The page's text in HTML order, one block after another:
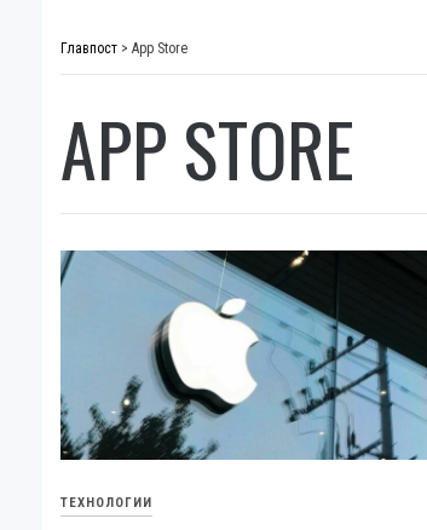
Главпост > App Store
APP STORE
ТЕХНОЛОГИИ